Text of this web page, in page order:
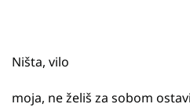
Ništa, vilo
moja, ne želiš za sobom